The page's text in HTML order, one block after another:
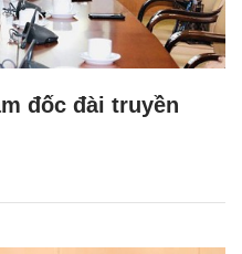
đốc đài truyền